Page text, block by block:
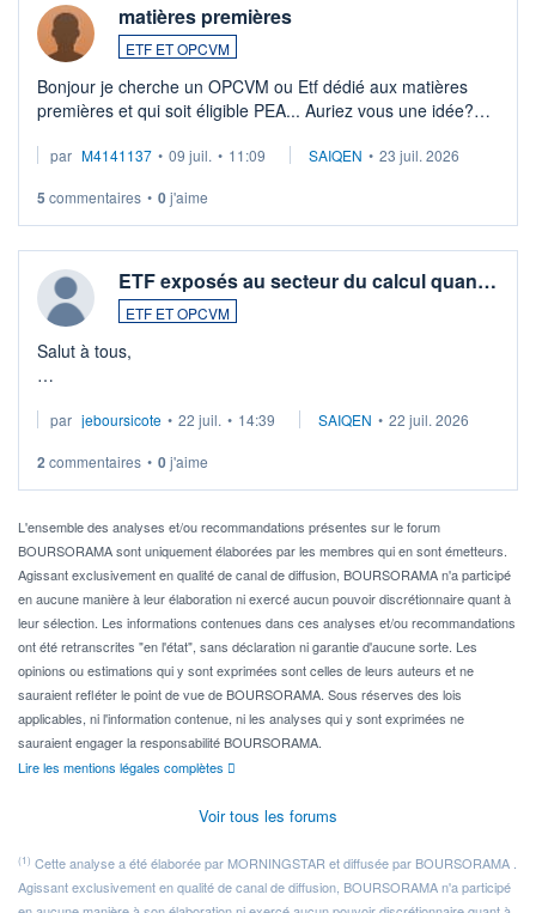
matières premières
ETF ET OPCVM
Bonjour je cherche un OPCVM ou Etf dédié aux matières
premières et qui soit éligible PEA... Auriez vous une idée?
par M4141137 • 09 juil. • 11:09 SAIQEN • 23 juil. 2026
5 commentaires • 0j'aime
ETF exposés au secteur du calcul quan…
ETF ET OPCVM
Salut à tous,
via un ETF plutôt que des actions individuelles.
Idéalement, je voudrais qu'il soit éligible au PEA.
Pour l' ...
par jeboursicote • 22 juil. • 14:39 SAIQEN • 22 juil. 2026
2 commentaires • 0j'aime
L'ensemble des analyses et/ou recommandations présentes sur le forum
BOURSORAMA sont uniquement élaborées par les membres qui en sont émetteurs.
Agissant exclusivement en qualité de canal de diffusion, BOURSORAMA n'a participé
en aucune manière à leur élaboration ni exercé aucun pouvoir discrétionnaire quant à
leur sélection. Les informations contenues dans ces analyses et/ou recommandations
ont été retranscrites "en l'état", sans déclaration ni garantie d'aucune sorte. Les
opinions ou estimations qui y sont exprimées sont celles de leurs auteurs et ne
sauraient refléter le point de vue de BOURSORAMA. Sous réserves des lois
applicables, ni l'information contenue, ni les analyses qui y sont exprimées ne
sauraient engager la responsabilité BOURSORAMA.
Lire les mentions légales complètes
Voir tous les forums
(1) Cette analyse a été élaborée par MORNINGSTAR et diffusée par BOURSORAMA .
Agissant exclusivement en qualité de canal de diffusion, BOURSORAMA n'a participé